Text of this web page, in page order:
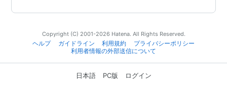
Copyright (C) 2001-2026 Hatena. All Rights Reserved.
ヘルプ
ガイドライン 利用規約
プライバシーポリシー
利用者情報の外部送信について
日本語 PC版 ログイン